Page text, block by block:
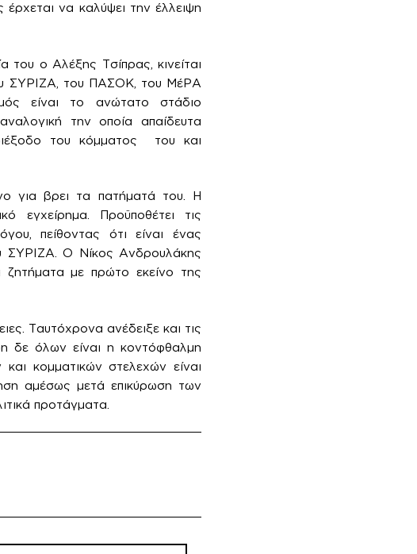
έρχεται να καλύψει την έλλειψη
του ο Αλέξης Τσίπρας, κινείται
ΣΥΡΙΖΑ, του ΠΑΣΟΚ, του ΜέΡΑ
είναι το ανώτατο στάδιο
την οποία απαίδευτα
του κόμματος του και
για βρει τα πατήματά του. Η
εγχείρημα. Προϋποθέτει τις
πείθοντας ότι είναι ένας
ΣΥΡΙΖΑ. Ο Νίκος Ανδρουλάκης
ζητήματα με πρώτο εκείνο της
Ταυτόχρονα ανέδειξε και τις
δε όλων είναι η κοντόφθαλμη
κομματικών στελεχών είναι
αμέσως μετά επικύρωση των
προτάγματα.